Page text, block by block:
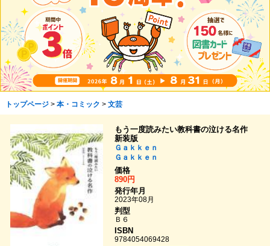
トップページ> 本・コミック > 文芸
もう一度読みたい教科書の泣ける名作
新装版
Ｇａｋｋｅｎ
Ｇａｋｋｅｎ
価格
890円
発行年月
2023年08月
判型
Ｂ６
ISBN
9784054069428